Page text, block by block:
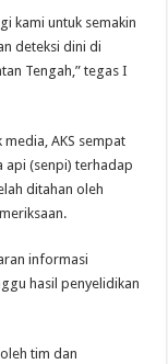
kami untuk semakin
deteksi dini di
Tengah,” tegas I
AKS sempat
api (senpi) terhadap
ditahan oleh
informasi
hasil penyelidikan
tim dan